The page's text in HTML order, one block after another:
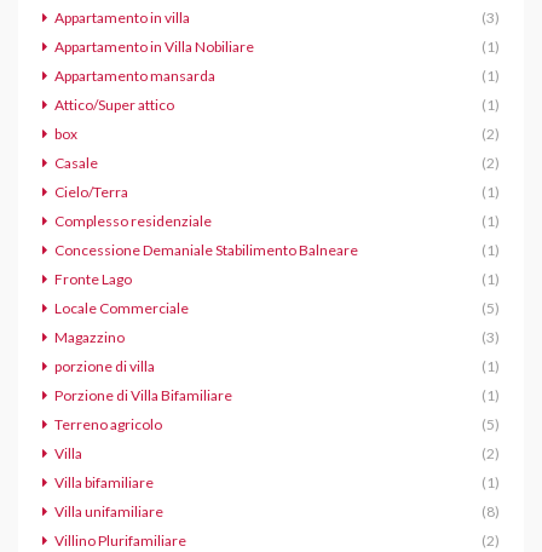
Appartamento in villa
(3)
Appartamento in Villa Nobiliare
(1)
Appartamento mansarda
(1)
Attico/Super attico
(1)
box
(2)
Casale
(2)
Cielo/Terra
(1)
Complesso residenziale
(1)
Concessione Demaniale Stabilimento Balneare
(1)
Fronte Lago
(1)
Locale Commerciale
(5)
Magazzino
(3)
porzione di villa
(1)
Porzione di Villa Bifamiliare
(1)
Terreno agricolo
(5)
Villa
(2)
Villa bifamiliare
(1)
Villa unifamiliare
(8)
Villino Plurifamiliare
(2)